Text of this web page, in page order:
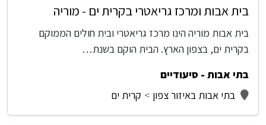
בית אבות ומרכז גריאטרי בקרית ים - מוריה
בית אבות מוריה הינו מרכז גריאטרי ובית חולים הממוקם
בקרית ים, בצפון הארץ. הבית הוקם בשנת…
בתי אבות - סיעודיים
בתי אבות באיזור צפון
קרית ים